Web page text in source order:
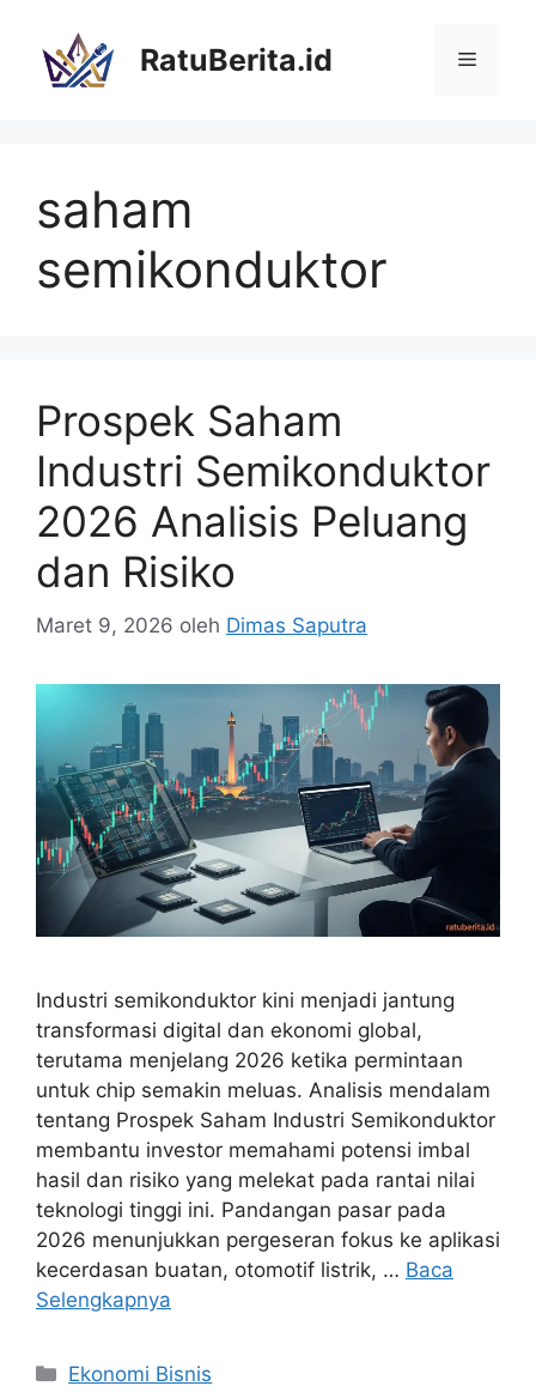
RatuBerita.id Menu
saham
semikonduktor
Prospek Saham
Industri Semikonduktor
2026 Analisis Peluang
dan Risiko
Maret 9, 2026 oleh Dimas Saputra
Industri semikonduktor kini menjadi jantung
transformasi digital dan ekonomi global,
terutama menjelang 2026 ketika permintaan
untuk chip semakin meluas. Analisis mendalam
tentang Prospek Saham Industri Semikonduktor
membantu investor memahami potensi imbal
hasil dan risiko yang melekat pada rantai nilai
teknologi tinggi ini. Pandangan pasar pada
2026 menunjukkan pergeseran fokus ke aplikasi
kecerdasan buatan, otomotif listrik, … Baca
Selengkapnya
Kategori
Ekonomi Bisnis